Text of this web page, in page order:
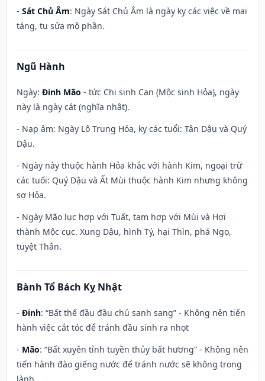
- Sát Chủ Âm: Ngày Sát Chủ Âm là ngày kỵ các việc về mai
táng, tu sửa mộ phần.
Ngũ Hành
Ngày: Đinh Mão - tức Chi sinh Can (Mộc sinh Hỏa), ngày
này là ngày cát (nghĩa nhật).
- Nạp âm: Ngày Lô Trung Hỏa, kỵ các tuổi: Tân Dậu và Quý
Dậu.
- Ngày này thuộc hành Hỏa khắc với hành Kim, ngoại trừ
các tuổi: Quý Dậu và Ất Mùi thuộc hành Kim nhưng không
sợ Hỏa.
- Ngày Mão lục hợp với Tuất, tam hợp với Mùi và Hợi
thành Mộc cục. Xung Dậu, hình Tý, hại Thìn, phá Ngọ,
tuyệt Thân.
Bành Tổ Bách Kỵ Nhật
- Đinh: “Bất thế đầu đầu chủ sanh sang” - Không nên tiến
hành việc cắt tóc để tránh đầu sinh ra nhọt
- Mão: “Bất xuyên tỉnh tuyền thủy bất hương” - Không nên
tiến hành đào giếng nước để tránh nước sẽ không trong